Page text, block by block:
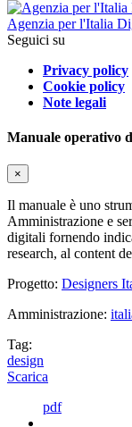
Agenzia per l'Italia
Seguici su
Privacy policy
Cookie policy
Note legali
Manuale operativo
×
Il manuale è uno
Amministrazione e
digitali fornendo
research, al content
Progetto: Designers
Amministrazione:
Tag:
design
Scarica
pdf